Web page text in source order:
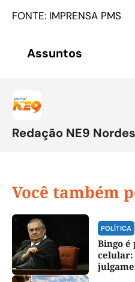
FONTE: IMPRENSA PMS
Assuntos
Redação NE9
Você também
POLÍTICA
Bingo é
celular: